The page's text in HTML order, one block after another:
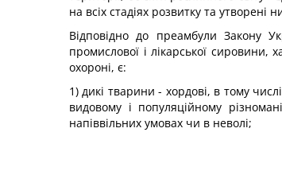
на всіх стадіях розвитку та
Відповідно до преамбули Закону
промислової і лікарської сировини,
охороні, є:
1) дикі тварини - хордові, в тому
видовому і популяційному
напіввільних умовах чи в неволі;